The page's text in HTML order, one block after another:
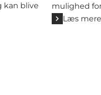
kan blive
mulighed
Læs mere